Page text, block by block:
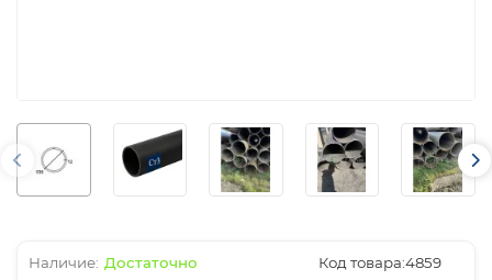
Достаточно Код товара:4859